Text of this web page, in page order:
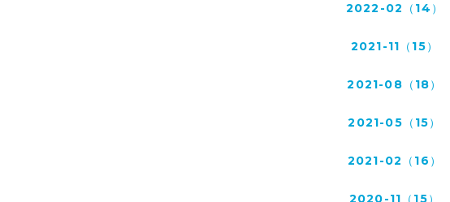
2022-02（14）
2021-11（15）
2021-08（18）
2021-05（15）
2021-02（16）
2020-11（15）